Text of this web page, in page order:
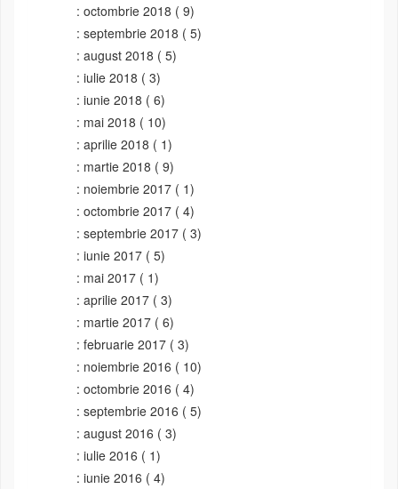
octombrie 2018 ( 9)
septembrie 2018 ( 5)
august 2018 ( 5)
iulie 2018 ( 3)
iunie 2018 ( 6)
mai 2018 ( 10)
aprilie 2018 ( 1)
martie 2018 ( 9)
noiembrie 2017 ( 1)
octombrie 2017 ( 4)
septembrie 2017 ( 3)
iunie 2017 ( 5)
mai 2017 ( 1)
aprilie 2017 ( 3)
martie 2017 ( 6)
februarie 2017 ( 3)
noiembrie 2016 ( 10)
octombrie 2016 ( 4)
septembrie 2016 ( 5)
august 2016 ( 3)
iulie 2016 ( 1)
iunie 2016 ( 4)